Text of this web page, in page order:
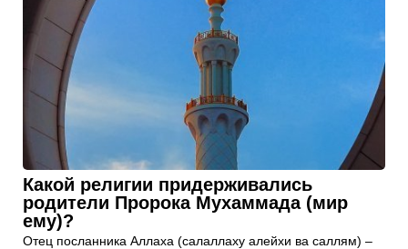
Какой религии придерживались
родители Пророка Мухаммада (мир
ему)?
Отец посланника Аллаха (салаллаху алейхи ва саллям) –